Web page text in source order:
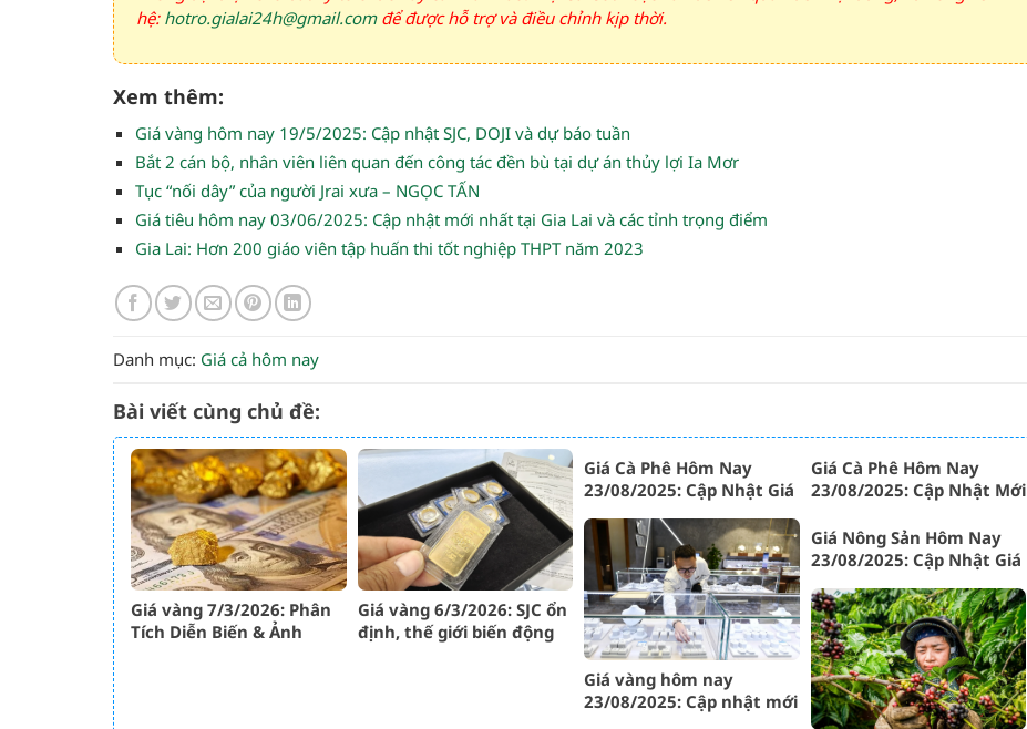
hệ: hotro.gialai24h@gmail.comđể được hỗ trợ và điều chỉnh kịp thời.
Xem thêm:
Giá vàng hôm nay 19/5/2025: Cập nhật SJC, DOJI và dự báo tuần
Bắt 2 cán bộ, nhân viên liên quan đến công tác đền bù tại dự án thủy lợi Ia Mơr
Tục “nối dây” của người Jrai xưa – NGỌC TẤN
Giá tiêu hôm nay 03/06/2025: Cập nhật mới nhất tại Gia Lai và các tỉnh trọng điểm
Gia Lai: Hơn 200 giáo viên tập huấn thi tốt nghiệp THPT năm 2023
Danh mục: Giá cả hôm nay
Bài viết cùng chủ đề:
Giá vàng 7/3/2026: Phân
Tích Diễn Biến & Ảnh
Giá vàng 6/3/2026: SJC ổn
định, thế giới biến động
Giá Cà Phê Hôm Nay
23/08/2025: Cập Nhật Giá
Tây Nguyên
Giá Cà Phê Hôm Nay
23/08/2025: Cập Nhật Mới
Giá vàng hôm nay
23/08/2025: Cập nhật mới
Giá Nông Sản Hôm Nay
23/08/2025: Cập Nhật Giá
Lai